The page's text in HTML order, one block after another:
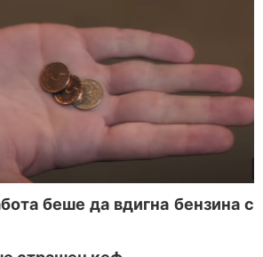
беше да вдигна бензина с